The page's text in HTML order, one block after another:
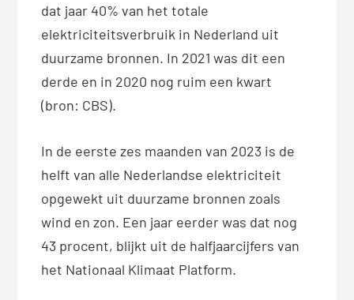
dat jaar 40% van het totale
elektriciteitsverbruik in Nederland uit
duurzame bronnen. In 2021 was dit een
derde en in 2020 nog ruim een kwart
(bron: CBS).
In de eerste zes maanden van 2023 is de
helft van alle Nederlandse elektriciteit
opgewekt uit duurzame bronnen zoals
wind en zon. Een jaar eerder was dat nog
43 procent, blijkt uit de halfjaarcijfers van
het Nationaal Klimaat Platform.